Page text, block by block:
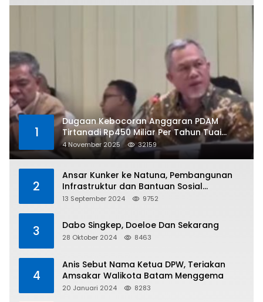
1
Dugaan Kebocoran Anggaran PDAM
Tirtanadi Rp450 Miliar Per Tahun Tuai
Kritikan
4 November 2025 32159
2
Ansar Kunker ke Natuna, Pembangunan
Infrastruktur dan Bantuan Sosial
Direalisasikan Hingga Pulau Tiga
13 September 2024 9752
3 Dabo Singkep, Doeloe Dan Sekarang
28 Oktober 2024 8463
4
Anis Sebut Nama Ketua DPW, Teriakan
Amsakar Walikota Batam Menggema
20 Januari 2024 8283